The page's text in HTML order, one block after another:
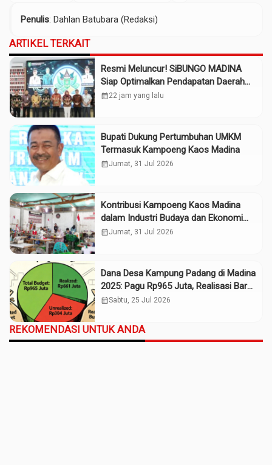
Penulis: Dahlan Batubara (Redaksi)
ARTIKEL TERKAIT
Resmi Meluncur! SiBUNGO MADINA
Siap Optimalkan Pendapatan Daerah
Madina
calendar_month22 jam yang lalu
Bupati Dukung Pertumbuhan UMKM
Termasuk Kampoeng Kaos Madina
calendar_monthJumat, 31 Jul 2026
Kontribusi Kampoeng Kaos Madina
dalam Industri Budaya dan Ekonomi
Daerah
calendar_monthJumat, 31 Jul 2026
Dana Desa Kampung Padang di Madina
2025: Pagu Rp965 Juta, Realisasi Baru
Rp661 Juta
calendar_monthSabtu, 25 Jul 2026
REKOMENDASI UNTUK ANDA